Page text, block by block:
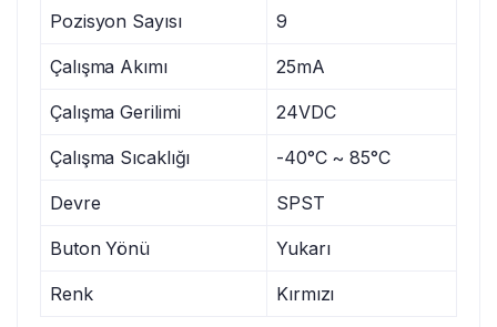
Pozisyon Sayısı 9
Çalışma Akımı 25mA
Çalışma Gerilimi 24VDC
Çalışma Sıcaklığı -40°C ~ 85°C
Devre SPST
Buton Yönü Yukarı
Renk Kırmızı